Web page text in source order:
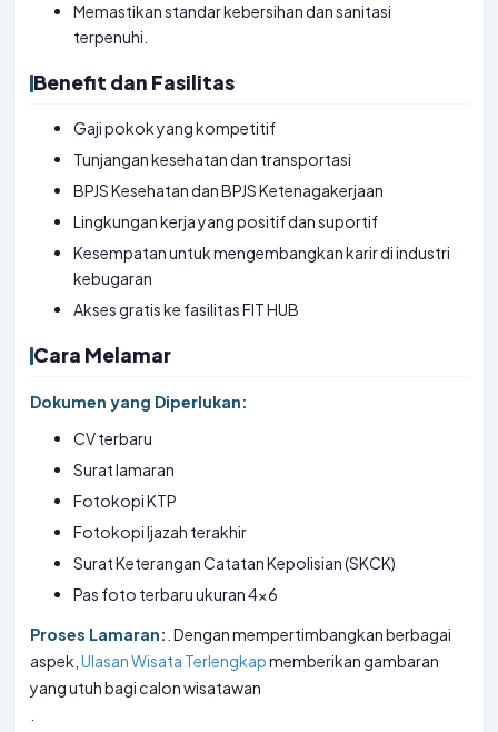
Memastikan standar kebersihan dan sanitasi
terpenuhi.
Benefit dan Fasilitas
Gaji pokok yang kompetitif
Tunjangan kesehatan dan transportasi
BPJS Kesehatan dan BPJS Ketenagakerjaan
Lingkungan kerja yang positif dan suportif
Kesempatan untuk mengembangkan karir di industri
kebugaran
Akses gratis ke fasilitas FIT HUB
Cara Melamar
Dokumen yang Diperlukan:
CV terbaru
Surat lamaran
Fotokopi KTP
Fotokopi Ijazah terakhir
Surat Keterangan Catatan Kepolisian (SKCK)
Pas foto terbaru ukuran 4×6
Proses Lamaran: . Dengan mempertimbangkan berbagai
aspek, Ulasan Wisata Terlengkapmemberikan gambaran
yang utuh bagi calon wisatawan